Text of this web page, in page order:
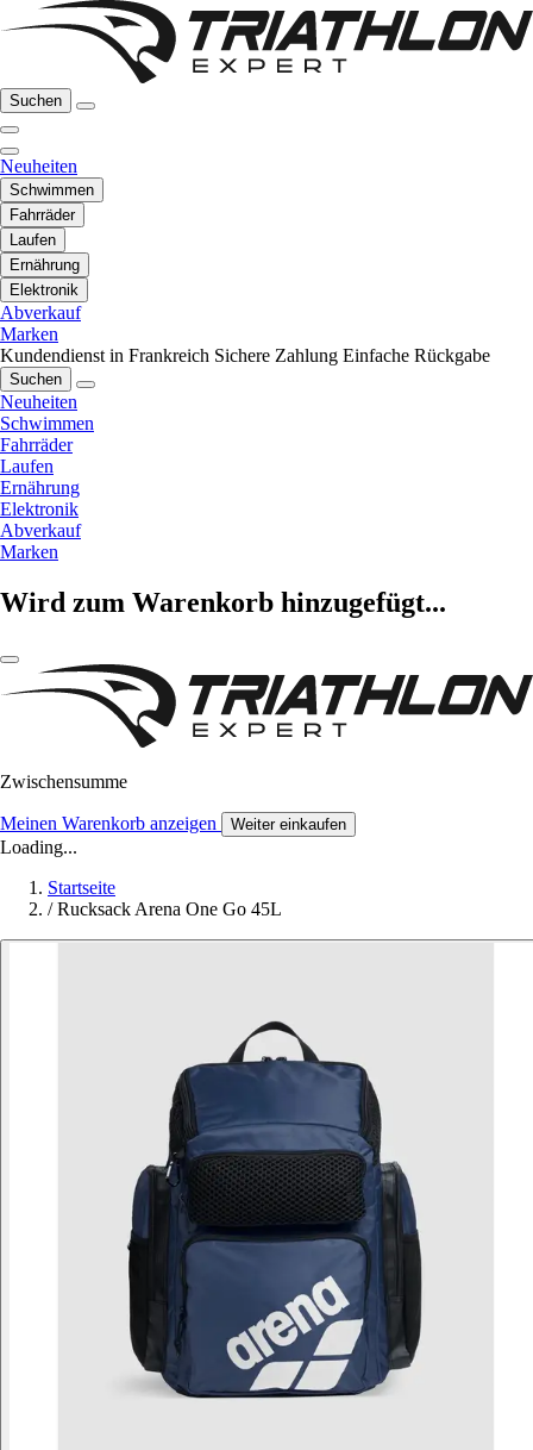
Suchen
Neuheiten
Schwimmen
Fahrräder
Laufen
Ernährung
Elektronik
Abverkauf
Marken
Kundendienst in Frankreich Sichere Zahlung Einfache Rückgabe
Suchen
Neuheiten
Schwimmen
Fahrräder
Laufen
Ernährung
Elektronik
Abverkauf
Marken
Wird zum Warenkorb hinzugefügt...
Zwischensumme
Meinen Warenkorb anzeigen Weiter einkaufen
Loading...
Startseite
/ Rucksack Arena One Go 45L